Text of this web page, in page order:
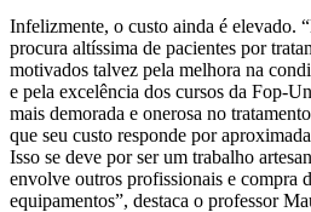
Infelizmente, o custo ainda é elevado.
procura altíssima de pacientes por
motivados talvez pela melhora na
e pela excelência dos cursos da Fop-
mais demorada e onerosa no
que seu custo responde por
Isso se deve por ser um trabalho
envolve outros profissionais e compra
equipamentos”, destaca o professor